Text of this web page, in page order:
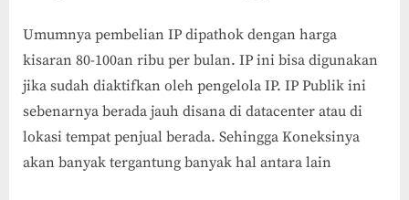
Umumnya pembelian IP dipathok dengan harga
kisaran 80-100an ribu per bulan. IP ini bisa digunakan
jika sudah diaktifkan oleh pengelola IP. IP Publik ini
sebenarnya berada jauh disana di datacenter atau di
lokasi tempat penjual berada. Sehingga Koneksinya
akan banyak tergantung banyak hal antara lain